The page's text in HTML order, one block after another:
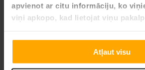
apvienot ar citu informāciju, ko
viņi apkopo, kad lietojat viņu
Atļaut visu
Produkta īpašības:
Krāsa: melna
Ķermeņa materiāli: alumīnija un
Ventilācijas jumta logs